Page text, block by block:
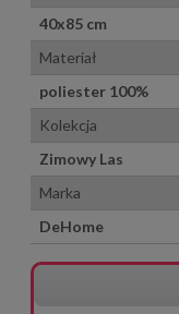
40x85 cm
Materiał
poliester 100%
Kolekcja
Zimowy Las
Marka
DeHome